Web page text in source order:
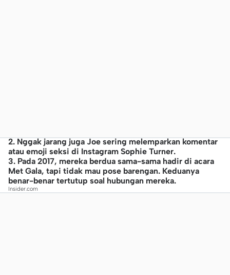
2. Nggak jarang juga Joe sering melemparkan komentar
atau emoji seksi di Instagram Sophie Turner.
3. Pada 2017, mereka berdua sama-sama hadir di acara
Met Gala, tapi tidak mau pose barengan. Keduanya
benar-benar tertutup soal hubungan mereka.
Insider.com